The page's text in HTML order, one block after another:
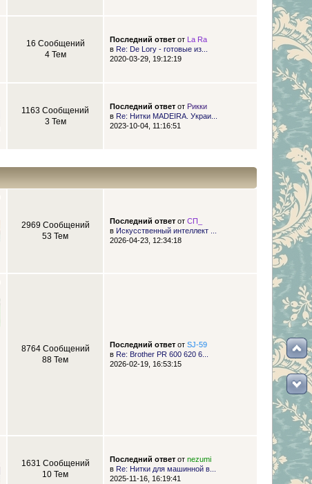
16 Сообщений
4 Тем
Последний ответот
La Ra
в Re: De Lory - готовые из...
2020-03-29, 19:12:19
1163 Сообщений
3 Тем
Последний ответот Рикки
в Re: Нитки MADEIRA. Украи...
2023-10-04, 11:16:51
2969 Сообщений
53 Тем
Последний ответот СП_
в Искусственный интеллект ...
2026-04-23, 12:34:18
8764 Сообщений
88 Тем
Последний ответот SJ-59
в Re: Brother PR 600 620 6...
2026-02-19, 16:53:15
1631 Сообщений
10 Тем
Последний ответот nezumi
в Re: Нитки для машинной в...
2025-11-16, 16:19:41